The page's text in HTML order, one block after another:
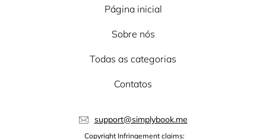
Página inicial
Sobre nós
Todas as categorias
Contatos
support@simplybook.me
Copyright Infringement claims: